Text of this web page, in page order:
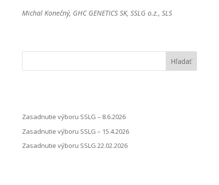
Michal Konečný, GHC GENETICS SK, SSLG o.z., SLS
Hľadať
Zasadnutie výboru SSLG – 8.6.2026
Zasadnutie výboru SSLG – 15.4.2026
Zasadnutie výboru SSLG 22.02.2026